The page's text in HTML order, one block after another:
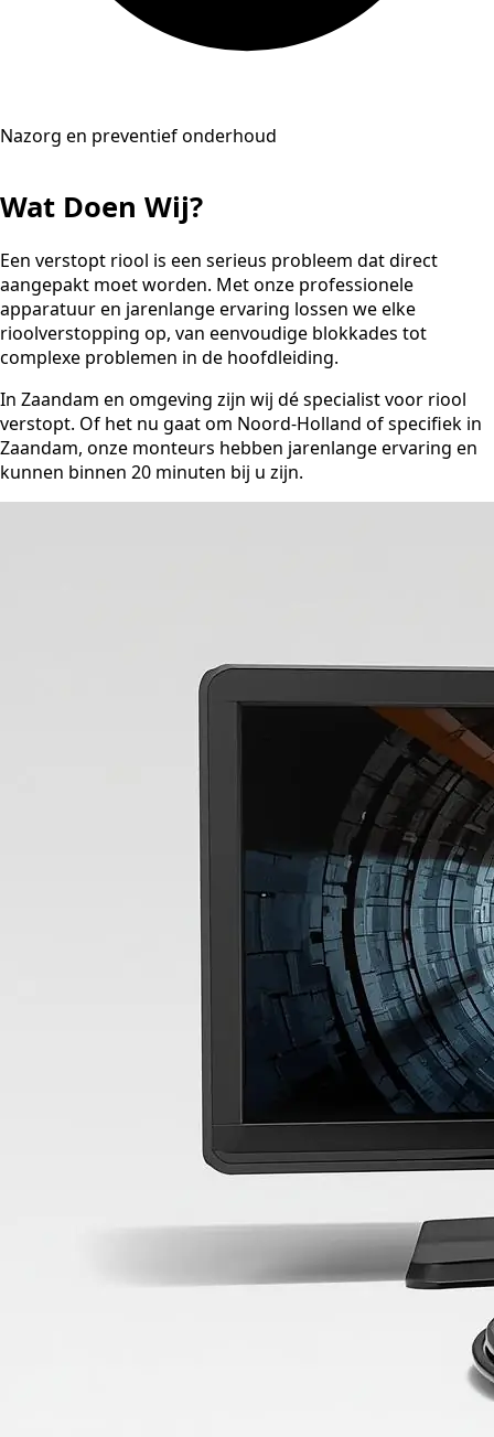
Nazorg en preventief onderhoud
Wat Doen Wij?
Een verstopt riool is een serieus probleem dat direct
aangepakt moet worden. Met onze professionele
apparatuur en jarenlange ervaring lossen we elke
rioolverstopping op, van eenvoudige blokkades tot
complexe problemen in de hoofdleiding.
In Zaandam en omgeving zijn wij dé specialist voor riool
verstopt. Of het nu gaat om Noord-Holland of specifiek in
Zaandam, onze monteurs hebben jarenlange ervaring en
kunnen binnen 20 minuten bij u zijn.